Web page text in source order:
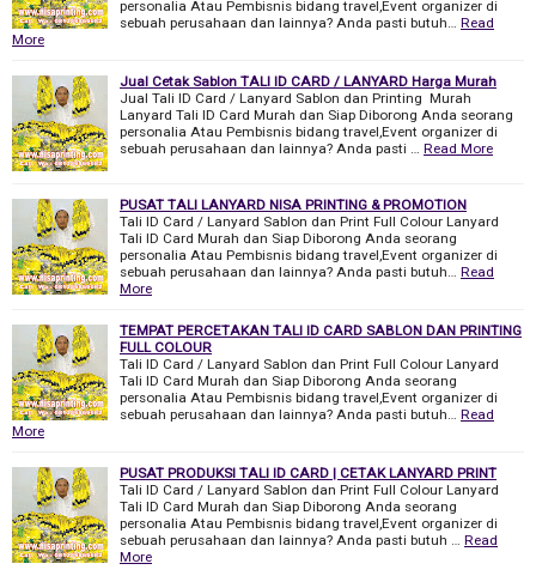
personalia Atau Pembisnis bidang travel,Event organizer di
sebuah perusahaan dan lainnya? Anda pasti butuh… Read
More
Jual Cetak Sablon TALI ID CARD / LANYARD Harga Murah
Jual Tali ID Card / Lanyard Sablon dan Printing Murah
Lanyard Tali ID Card Murah dan Siap Diborong Anda seorang
personalia Atau Pembisnis bidang travel,Event organizer di
sebuah perusahaan dan lainnya? Anda pasti … Read More
PUSAT TALI LANYARD NISA PRINTING & PROMOTION
Tali ID Card / Lanyard Sablon dan Print Full Colour Lanyard
Tali ID Card Murah dan Siap Diborong Anda seorang
personalia Atau Pembisnis bidang travel,Event organizer di
sebuah perusahaan dan lainnya? Anda pasti butuh… Read
More
TEMPAT PERCETAKAN TALI ID CARD SABLON DAN PRINTING
FULL COLOUR
Tali ID Card / Lanyard Sablon dan Print Full Colour Lanyard
Tali ID Card Murah dan Siap Diborong Anda seorang
personalia Atau Pembisnis bidang travel,Event organizer di
sebuah perusahaan dan lainnya? Anda pasti butuh… Read
More
PUSAT PRODUKSI TALI ID CARD | CETAK LANYARD PRINT
Tali ID Card / Lanyard Sablon dan Print Full Colour Lanyard
Tali ID Card Murah dan Siap Diborong Anda seorang
personalia Atau Pembisnis bidang travel,Event organizer di
sebuah perusahaan dan lainnya? Anda pasti butuh … Read
More